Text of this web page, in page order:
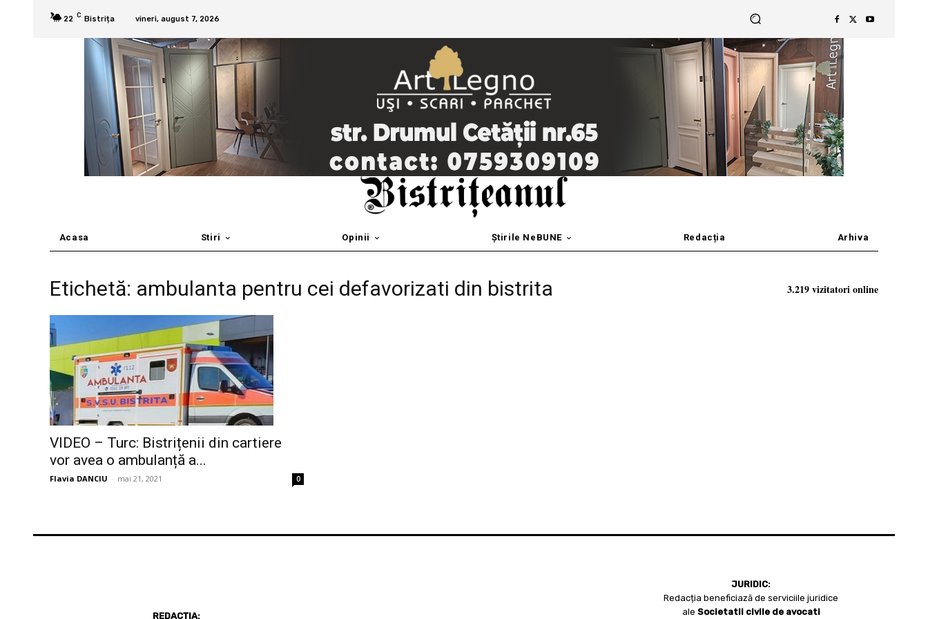
22 C Bistrița vineri, august 7, 2026
Acasa Stiri Opinii Știrile NeBUNE Redacția Arhiva
Etichetă: ambulanta pentru cei defavorizati din bistrita
VIDEO – Turc: Bistrițenii din cartiere
vor avea o ambulanță a...
Flavia DANCIU - mai 21, 2021 0
3.219 vizitatori online
REDACȚIA:
JURIDIC:
Redacția beneficiază de serviciile juridice
ale Societatii civile de avocati